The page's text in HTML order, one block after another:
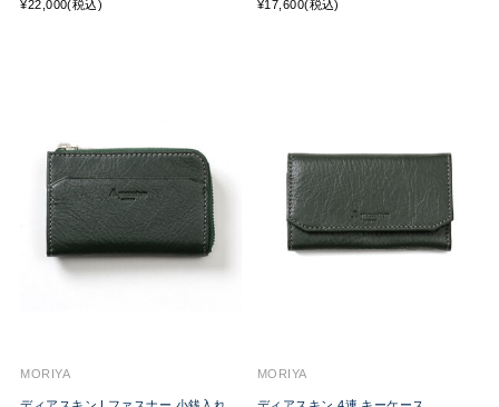
¥22,000(税込)
¥17,600(税込)
MORIYA MORIYA